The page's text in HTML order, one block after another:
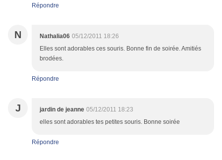
Répondre
N Nathalia06 05/12/2011 18:26
Elles sont adorables ces souris. Bonne fin de soirée. Amitiés
brodées.
Répondre
J jardin de jeanne 05/12/2011 18:23
elles sont adorables tes petites souris. Bonne soirée
Répondre